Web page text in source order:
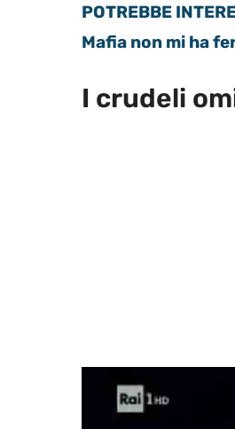
POTREBBE
Mafia non mi ha
I crudeli